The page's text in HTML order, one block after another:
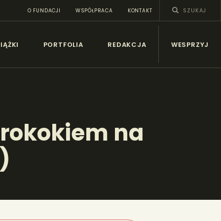
O FUNDACJI WSPÓŁPRACA KONTAKT
PORTFOLIA REDAKCJA WESPRZYJ
na